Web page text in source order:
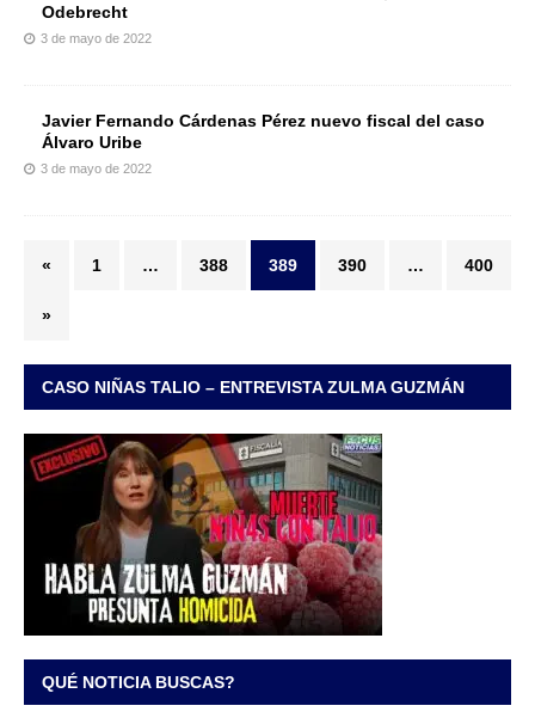
Odebrecht
3 de mayo de 2022
Javier Fernando Cárdenas Pérez nuevo fiscal del caso
Álvaro Uribe
3 de mayo de 2022
« 1 … 388 389 390 … 400
»
CASO NIÑAS TALIO – ENTREVISTA ZULMA GUZMÁN
QUÉ NOTICIA BUSCAS?